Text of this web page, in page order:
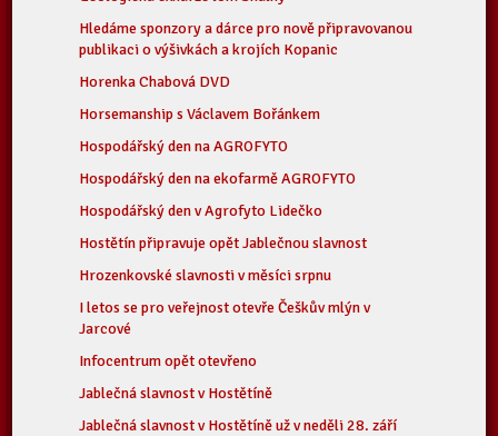
Hledáme sponzory a dárce pro nově připravovanou
publikaci o výšivkách a krojích Kopanic
Horenka Chabová DVD
Horsemanship s Václavem Bořánkem
Hospodářský den na AGROFYTO
Hospodářský den na ekofarmě AGROFYTO
Hospodářský den v Agrofyto Lidečko
Hostětín připravuje opět Jablečnou slavnost
Hrozenkovské slavnosti v měsíci srpnu
I letos se pro veřejnost otevře Češkův mlýn v
Jarcové
Infocentrum opět otevřeno
Jablečná slavnost v Hostětíně
Jablečná slavnost v Hostětíně už v neděli 28. září